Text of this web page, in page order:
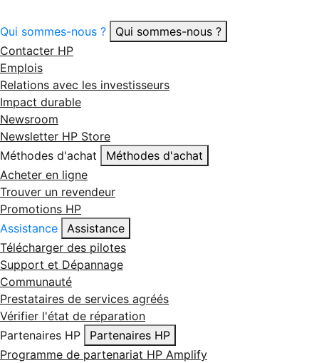
Qui sommes-nous ?
Qui sommes-nous ?
Contacter HP
Emplois
Relations avec les investisseurs
Impact durable
Newsroom
Newsletter HP Store
Méthodes d'achat
Méthodes d'achat
Acheter en ligne
Trouver un revendeur
Promotions HP
Assistance
Assistance
Télécharger des pilotes
Support et Dépannage
Communauté
Prestataires de services agréés
Vérifier l'état de réparation
Partenaires HP
Partenaires HP
Programme de partenariat HP Amplify